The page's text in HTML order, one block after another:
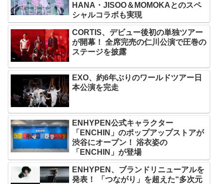
HANA・JISOO＆MOMOKAとのスペ
シャルコラボも実現
CORTIS、デビュー後初の単独ツアー
が開幕！ 全席完売の仁川公演で圧巻の
ステージを披露
EXO、約6年ぶりのワールドツアー日
本公演を完走
ENHYPEN公式キャラクター
「ENCHIN」のポップアップストアが
渋谷にオープン！ 浴衣姿の
「ENCHIN」が登場
ENHYPEN、ブランドリニューアルを
発表！ 「つながり」を超えた“多次元